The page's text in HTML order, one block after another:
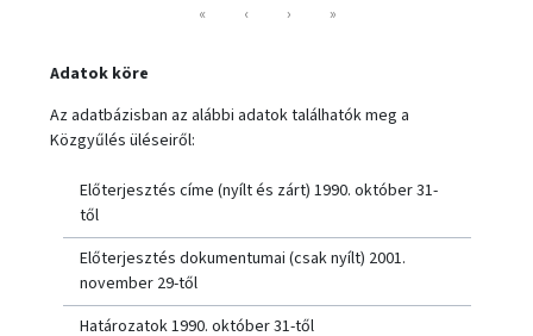
«
‹ › »
Adatok köre
Az adatbázisban az alábbi adatok találhatók meg a
Közgyűlés üléseiről:
Előterjesztés címe (nyílt és zárt) 1990. október 31-
től
Előterjesztés dokumentumai (csak nyílt) 2001.
november 29-től
Határozatok 1990. október 31-től